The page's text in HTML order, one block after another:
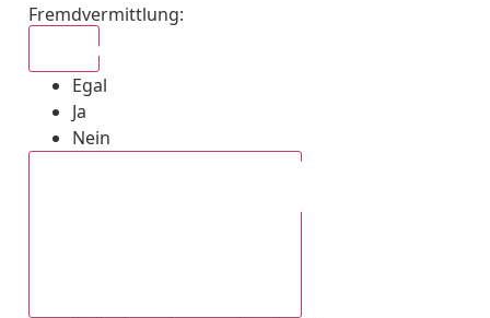
Fremdvermittlung:
Egal
Ja
Nein